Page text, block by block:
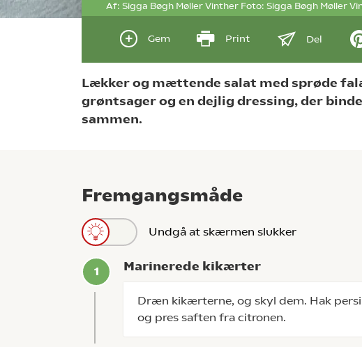
Af: Sigga Bøgh Møller Vinther Foto: Sigga Bøgh Møller
Gem Print Del
Lækker og mættende salat med sprøde
grøntsager og en dejlig dressing, der
sammen.
Fremgangsmåde
Undgå at skærmen slukker
Marinerede kikærter
Dræn kikærterne, og skyl dem. Hak
og pres saften fra citronen.